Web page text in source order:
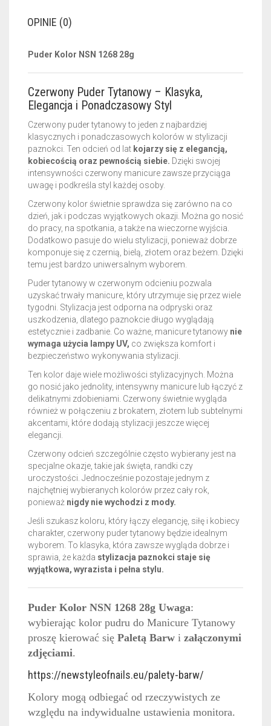
OPINIE (0)
Puder Kolor NSN 1268 28g
Czerwony Puder Tytanowy – Klasyka,
Elegancja i Ponadczasowy Styl
Czerwony puder tytanowy to jeden z najbardziej
klasycznych i ponadczasowych kolorów w stylizacji
paznokci. Ten odcień od lat kojarzy się z elegancją,
kobiecością oraz pewnością siebie. Dzięki swojej
intensywności czerwony manicure zawsze przyciąga
uwagę i podkreśla styl każdej osoby.
Czerwony kolor świetnie sprawdza się zarówno na co
dzień, jak i podczas wyjątkowych okazji. Można go nosić
do pracy, na spotkania, a także na wieczorne wyjścia.
Dodatkowo pasuje do wielu stylizacji, ponieważ dobrze
komponuje się z czernią, bielą, złotem oraz beżem. Dzięki
temu jest bardzo uniwersalnym wyborem.
Puder tytanowy w czerwonym odcieniu pozwala
uzyskać trwały manicure, który utrzymuje się przez wiele
tygodni. Stylizacja jest odporna na odpryski oraz
uszkodzenia, dlatego paznokcie długo wyglądają
estetycznie i zadbanie. Co ważne, manicure tytanowy nie
wymaga użycia lampy UV, co zwiększa komfort i
bezpieczeństwo wykonywania stylizacji.
Ten kolor daje wiele możliwości stylizacyjnych. Można
go nosić jako jednolity, intensywny manicure lub łączyć z
delikatnymi zdobieniami. Czerwony świetnie wygląda
również w połączeniu z brokatem, złotem lub subtelnymi
akcentami, które dodają stylizacji jeszcze więcej
elegancji.
Czerwony odcień szczególnie często wybierany jest na
specjalne okazje, takie jak święta, randki czy
uroczystości. Jednocześnie pozostaje jednym z
najchętniej wybieranych kolorów przez cały rok,
ponieważ nigdy nie wychodzi z mody.
Jeśli szukasz koloru, który łączy elegancję, siłę i kobiecy
charakter, czerwony puder tytanowy będzie idealnym
wyborem. To klasyka, która zawsze wygląda dobrze i
sprawia, że każda stylizacja paznokci staje się
wyjątkowa, wyrazista i pełna stylu.
Puder Kolor NSN 1268 28g Uwaga:
wybierając kolor pudru do Manicure Tytanowy
proszę kierować się Paletą Barw i załączonymi
zdjęciami.
https://newstyleofnails.eu/palety-barw/
Kolory mogą odbiegać od rzeczywistych ze
względu na indywidualne ustawienia monitora.